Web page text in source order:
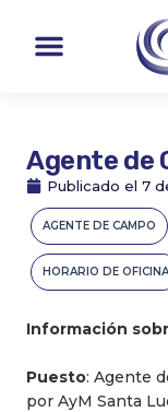
contenido
Menu
Agente de
Publicado el 7
AGENTE DE CAMPO
HORARIO DE OFICINA
Información
Puesto: Agente
por AyM Santa